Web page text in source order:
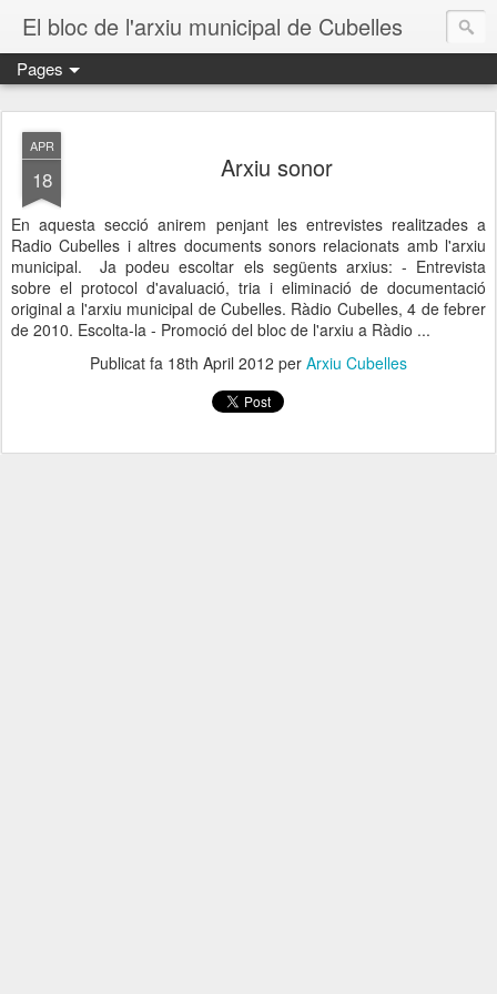
El bloc de l'arxiu municipal de Cubelles
Pages
APR
18 Arxiu sonor
En aquesta secció anirem penjant les entrevistes realitzades a
Radio Cubelles i altres documents sonors relacionats amb l'arxiu
municipal. Ja podeu escoltar els següents arxius: - Entrevista
sobre el protocol d'avaluació, tria i eliminació de documentació
original a l'arxiu municipal de Cubelles. Ràdio Cubelles, 4 de febrer
de 2010. Escolta-la - Promoció del bloc de l'arxiu a Ràdio ...
Publicat fa 18th April 2012 per Arxiu Cubelles